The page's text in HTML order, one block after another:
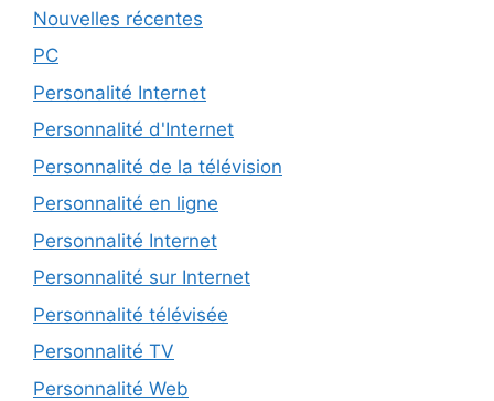
Nouvelles récentes
PC
Personalité Internet
Personnalité d'Internet
Personnalité de la télévision
Personnalité en ligne
Personnalité Internet
Personnalité sur Internet
Personnalité télévisée
Personnalité TV
Personnalité Web